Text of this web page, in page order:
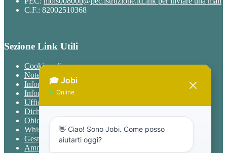
C.F.: 82002510368
Sezione Link Utili
Cookie policy
Note legali
Informativa Privacy
Informativa Privacy chatbot Jobi
Ufficio Relazioni con il Pubblico
Dichiarazione di accessibilità
Obiettivi di accessibilità
Whistleblowing
Gestione consensi cookie
Amministrazione trasparente